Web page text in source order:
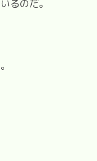
るのだ。